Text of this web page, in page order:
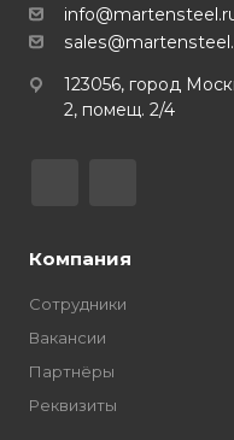
123056, город
2, помещ. 2/4
Компания
Сотрудники
Вакансии
Партнёры
Реквизиты